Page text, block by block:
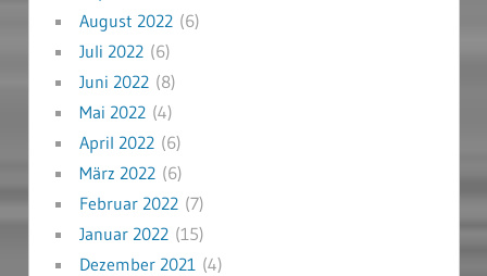
August 2022(6)
Juli 2022(6)
Juni 2022(8)
Mai 2022(4)
April 2022(6)
März 2022(6)
Februar 2022(7)
Januar 2022(15)
Dezember 2021 (4)